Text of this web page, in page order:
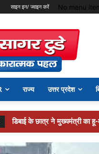
साइन इन/ ज्वाइन करें No menu
राज्य उत्तर प्रदेश
मेहनाजपुर बरवा मे पीडीए पंचायत